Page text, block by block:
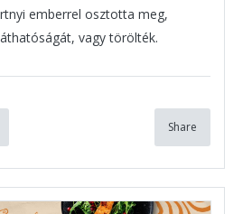
emberrel osztotta meg,
vagy törölték.
Share